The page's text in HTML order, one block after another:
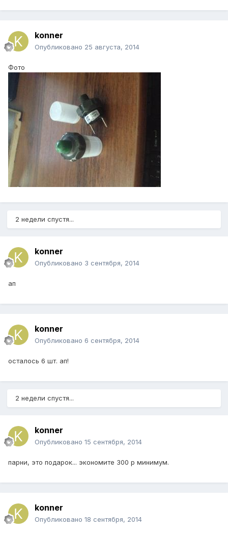
konner
Опубликовано 25 августа, 2014
Фото
2 недели спустя...
konner
Опубликовано 3 сентября, 2014
ап
konner
Опубликовано 6 сентября, 2014
осталось 6 шт. ап!
2 недели спустя...
konner
Опубликовано 15 сентября, 2014
парни, это подарок... экономите 300 р минимум.
konner
Опубликовано 18 сентября, 2014